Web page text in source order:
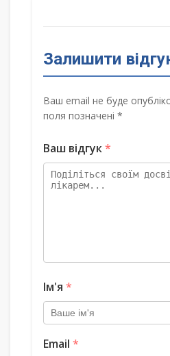
Залишити
Ваш email не буде
поля позначені *
Ваш відгук*
Ім'я *
Email *